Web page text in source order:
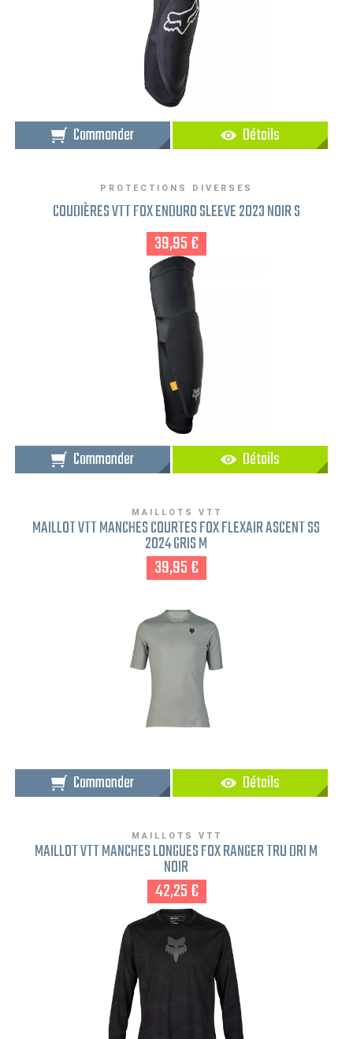
Commander Détails
PROTECTIONS DIVERSES
COUDIÈRES VTT FOX ENDURO SLEEVE 2023 NOIR S
39,95 €
Commander Détails
MAILLOTS VTT
MAILLOT VTT MANCHES COURTES FOX FLEXAIR ASCENT SS
2024 GRIS M
39,95 €
Commander Détails
MAILLOTS VTT
MAILLOT VTT MANCHES LONGUES FOX RANGER TRU DRI M
NOIR
42,25 €